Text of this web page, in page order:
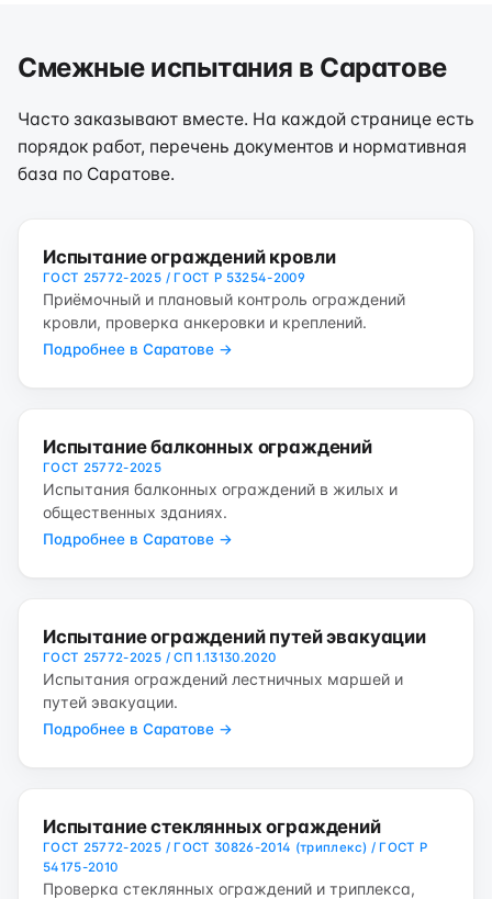
Смежные испытания в Саратове
Часто заказывают вместе. На каждой странице есть
порядок работ, перечень документов и нормативная
база по Саратове.
Испытание ограждений кровли
ГОСТ 25772-2025 / ГОСТ Р 53254-2009
Приёмочный и плановый контроль ограждений
кровли, проверка анкеровки и креплений.
Подробнее в Саратове →
Испытание балконных ограждений
ГОСТ 25772-2025
Испытания балконных ограждений в жилых и
общественных зданиях.
Подробнее в Саратове →
Испытание ограждений путей эвакуации
ГОСТ 25772-2025 / СП 1.13130.2020
Испытания ограждений лестничных маршей и
путей эвакуации.
Подробнее в Саратове →
Испытание стеклянных ограждений
ГОСТ 25772-2025 / ГОСТ 30826-2014 (триплекс) / ГОСТ Р
54175-2010
Проверка стеклянных ограждений и триплекса,